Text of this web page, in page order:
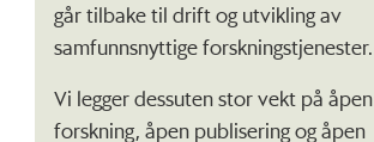
går tilbake til drift og utvikling av
samfunnsnyttige forskningstjenester.
Vi legger dessuten stor vekt på åpen
forskning, åpen publisering og åpen